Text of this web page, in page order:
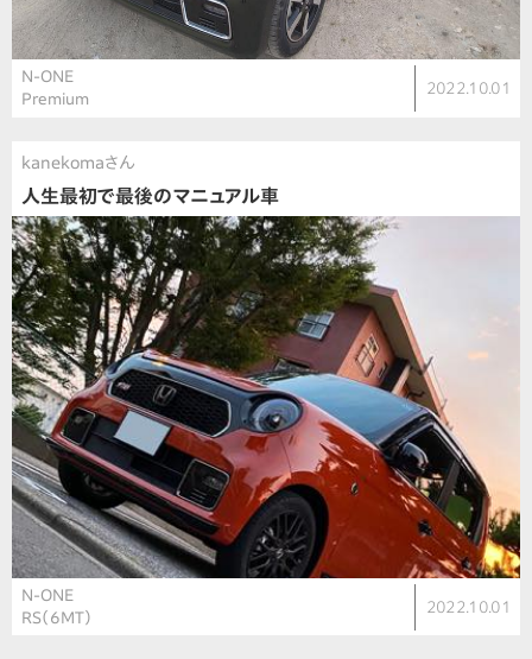
N-ONE
Premium
2022.10.01
kanekomaさん
人生最初で最後のマニュアル車
N-ONE
RS（6MT）
2022.10.01